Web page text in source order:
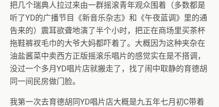
把几个瑞典人拉过来由一群摇滚青年观众围着（多数都是
听了YD的广播节目《新音乐杂志》和《午夜蓝调》里的通
告来的）震耳欲聋地演了半个小时，把正在商场里买茶杯
拖鞋裤衩毛巾的大爷大妈都吓着了。大概因为这种夹杂在
油盐酱菜中卖西方正版摇滚乐唱片的感觉实在是不搭调，
没过一个多月YD唱片店就搬走了，找了闹中取静的育德胡
同一间民房做门脸。
我第一次去育德胡同YD唱片店大概是九五年七月初C带着